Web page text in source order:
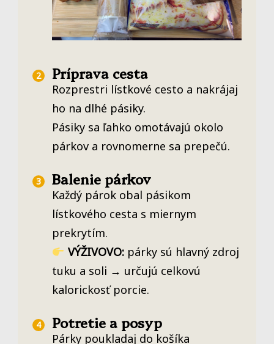
Príprava cesta
Rozprestri lístkové cesto a nakrájaj
ho na dlhé pásiky.
Pásiky sa ľahko omotávajú okolo
párkov a rovnomerne sa prepečú.
Balenie párkov
Každý párok obal pásikom
lístkového cesta s miernym
prekrytím.
VÝŽIVOVO:párky sú hlavný zdroj
tuku a soli → určujú celkovú
kalorickosť porcie.
Potretie a posyp
Párky poukladaj do košíka